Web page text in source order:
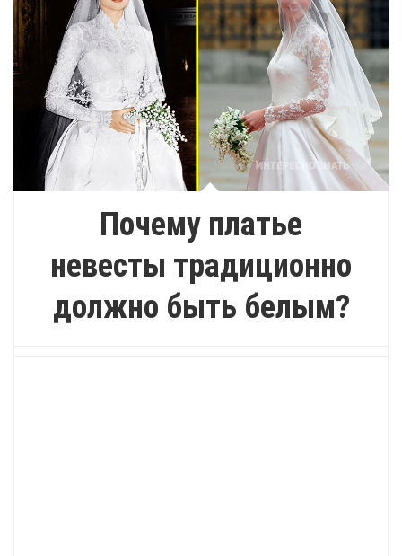
Почему платье
невесты традиционно
должно быть белым?